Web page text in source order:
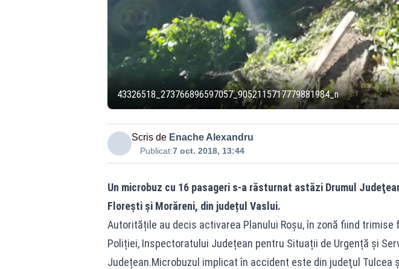
43326518_273766896597057_9052115717779881984_n
Scris de Enache Alexandru
Publicat:7 oct. 2018, 13:44
Un microbuz cu 16 pasageri s-a răsturnat astăzi Drumul
Floreşti şi Morăreni, din județul Vaslui.
Autoritățile au decis activarea Planului Roșu, în zonă fiind
Poliției, Inspectoratului Județean pentru Situații de Urgență și
Județean.Microbuzul implicat în accident este din judeţul Tulcea